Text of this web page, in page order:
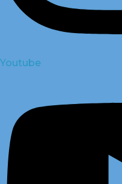
Youtube